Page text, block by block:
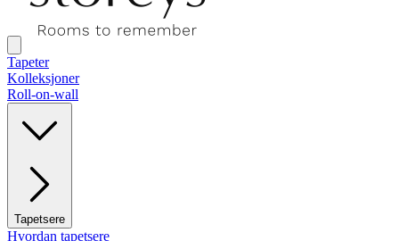
Tapeter
Kolleksjoner
Roll-on-wall
Tapetsere
Hvordan tapetsere